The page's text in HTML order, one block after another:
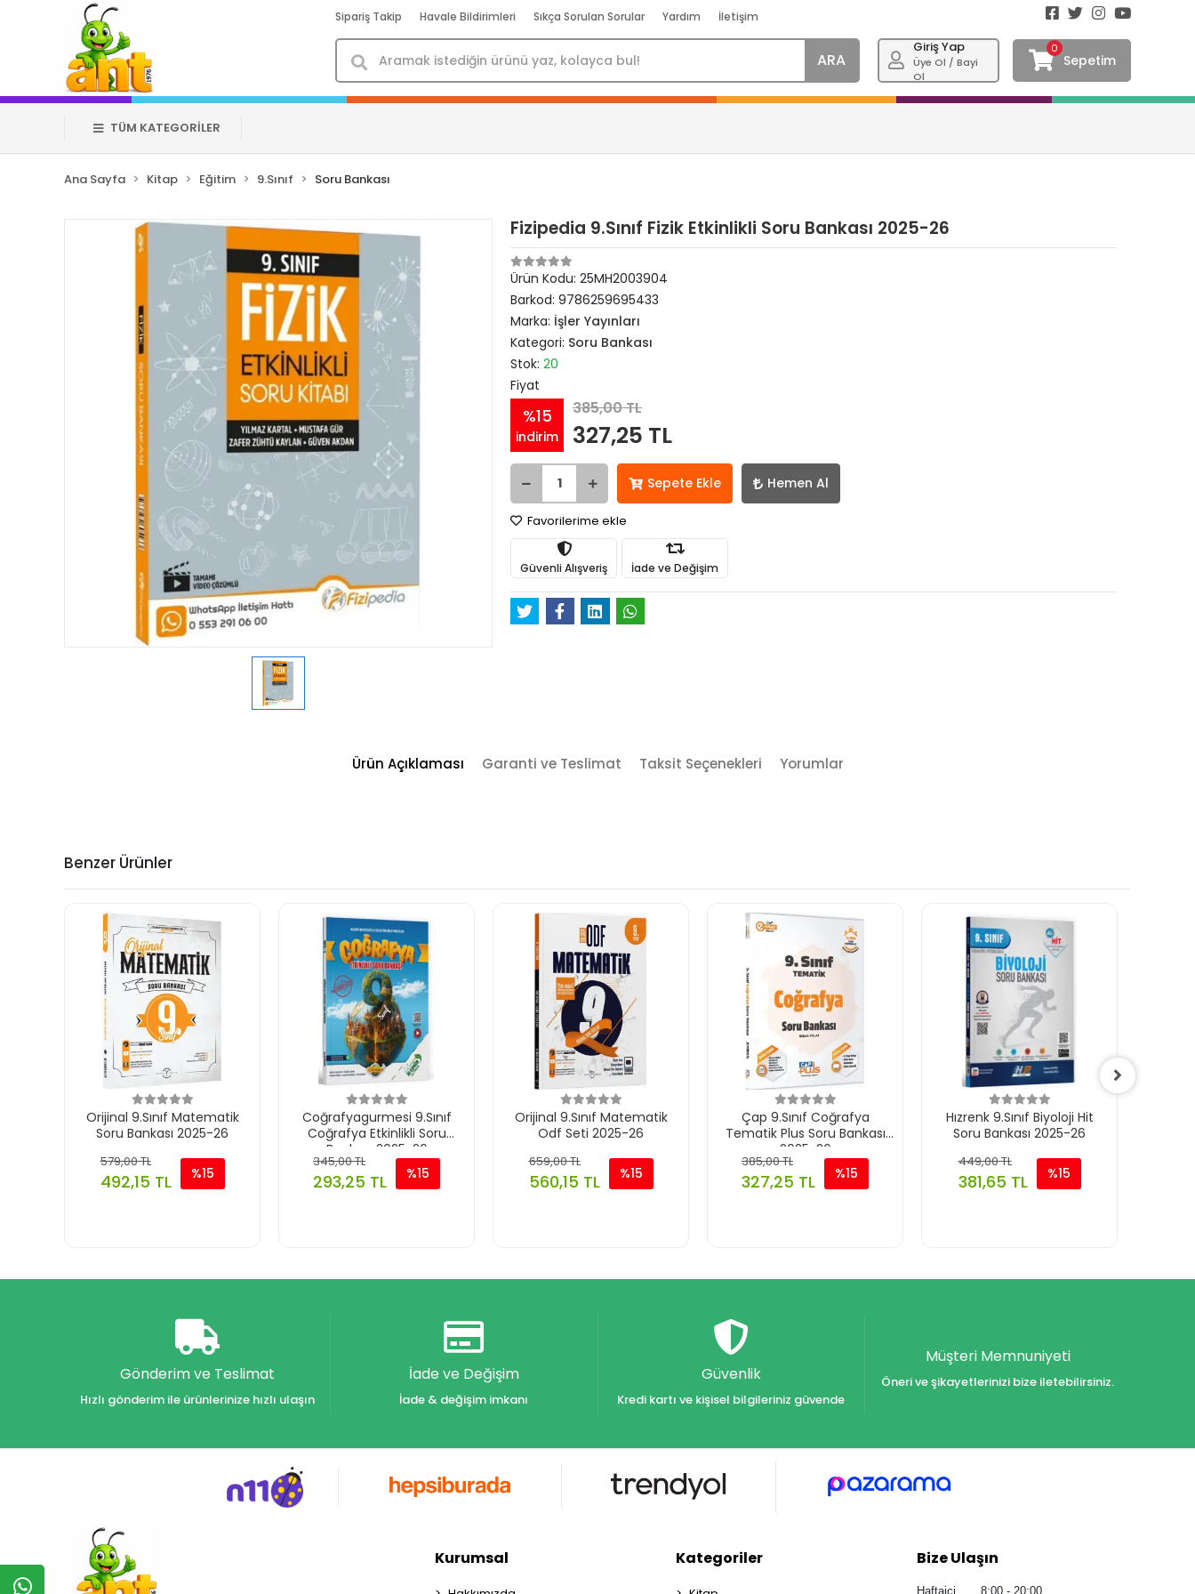
Sipariş Takip Havale Bildirimleri Sıkça Sorulan Sorular Yardım İletişim
ARA
Giriş Yap
Üye Ol / Bayi
Ol
0
Sepetim
TÜM KATEGORİLER
Ana Sayfa Kitap Eğitim 9.Sınıf Soru Bankası
Fizipedia 9.Sınıf Fizik Etkinlikli Soru Bankası 2025-26
Ürün Kodu:25MH2003904
Barkod:9786259695433
Marka: İşler Yayınları
Kategori: Soru Bankası
Stok:20
Fiyat
%15
indirim
385,00 TL
327,25 TL
Sepete Ekle Hemen Al
Favorilerime ekle
Güvenli Alışveriş İade ve Değişim
Ürün Açıklaması Garanti ve Teslimat Taksit Seçenekleri Yorumlar
Benzer Ürünler
Orijinal 9.Sınıf Matematik
Soru Bankası 2025-26
579,00 TL
492,15 TL %15
Coğrafyagurmesi 9.Sınıf
Coğrafya Etkinlikli Soru
Bankası 2025-26
345,00 TL
293,25 TL %15
Orijinal 9.Sınıf Matematik
Odf Seti 2025-26
659,00 TL
560,15 TL %15
Çap 9.Sınıf Coğrafya
Tematik Plus Soru Bankası
2025-26
385,00 TL
327,25 TL %15
Hızrenk 9.Sınıf Biyoloji Hit
Soru Bankası 2025-26
449,00 TL
381,65 TL %15
Gönderim ve Teslimat
Hızlı gönderim ile ürünlerinize hızlı ulaşın
İade ve Değişim
İade & değişim imkanı
Güvenlik
Kredi kartı ve kişisel bilgileriniz güvende
Müşteri Memnuniyeti
Öneri ve şikayetlerinizi bize iletebilirsiniz.
Kurumsal Kategoriler Bize Ulaşın
Haftaiçi 8:00 - 20:00